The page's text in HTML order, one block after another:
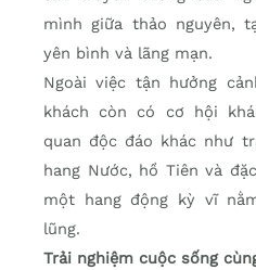
mình giữa thảo nguyên,
yên bình và lãng mạn.
Ngoài việc tận hưởng
khách còn có cơ hội
quan độc đáo khác như
hang Nước, hồ Tiên và
một hang động kỳ vĩ
lũng.
Trải nghiệm cuộc sống